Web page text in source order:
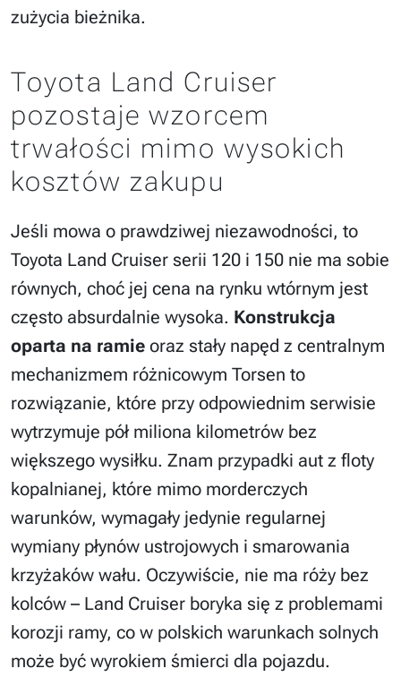
zużycia bieżnika.
Toyota Land Cruiser
pozostaje wzorcem
trwałości mimo wysokich
kosztów zakupu
Jeśli mowa o prawdziwej niezawodności, to
Toyota Land Cruiser serii 120 i 150 nie ma sobie
równych, choć jej cena na rynku wtórnym jest
często absurdalnie wysoka. Konstrukcja
oparta na ramie oraz stały napęd z centralnym
mechanizmem różnicowym Torsen to
rozwiązanie, które przy odpowiednim serwisie
wytrzymuje pół miliona kilometrów bez
większego wysiłku. Znam przypadki aut z floty
kopalnianej, które mimo morderczych
warunków, wymagały jedynie regularnej
wymiany płynów ustrojowych i smarowania
krzyżaków wału. Oczywiście, nie ma róży bez
kolców – Land Cruiser boryka się z problemami
korozji ramy, co w polskich warunkach solnych
może być wyrokiem śmierci dla pojazdu.